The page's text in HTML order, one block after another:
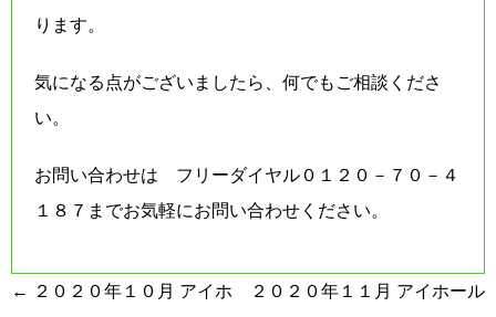
ります。
気になる点がございましたら、何でもご相談くださ
い。
お問い合わせは フリーダイヤル０１２０－７０－４
１８７までお気軽にお問い合わせください。
投
←
２０２０年１０月 アイホ
２０２０年１１月 アイホール